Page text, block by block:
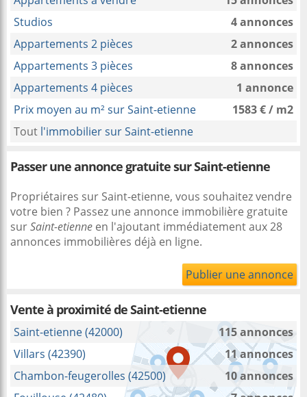
Studios
4 annonces
Appartements 2 pièces
2 annonces
Appartements 3 pièces
8 annonces
Appartements 4 pièces
1 annonce
Prix moyen au m² sur Saint-etienne
1583 € / m2
Tout l'immobilier sur Saint-etienne
Passer une annonce gratuite sur Saint-etienne
Propriétaires sur Saint-etienne, vous souhaitez vendre
votre bien ? Passez une annonce immobilière gratuite
surSaint-etienne en l'ajoutant immédiatement aux 28
annonces immobilières déjà en ligne.
Publier une annonce
Vente à proximitéde Saint-etienne
Saint-etienne (42000)
115 annonces
Villars (42390)
11 annonces
Chambon-feugerolles (42500)
10 annonces